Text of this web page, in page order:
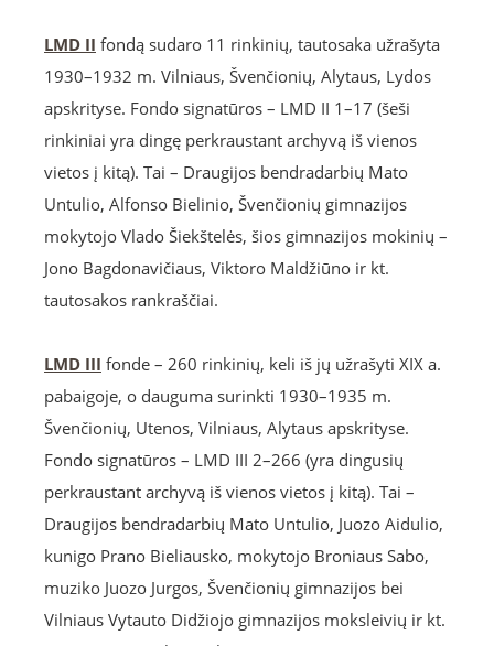
LMD II fondą sudaro 11 rinkinių, tautosaka užrašyta
1930–1932 m. Vilniaus, Švenčionių, Alytaus, Lydos
apskrityse. Fondo signatūros – LMD II 1–17 (šeši
rinkiniai yra dingę perkraustant archyvą iš vienos
vietos į kitą). Tai – Draugijos bendradarbių Mato
Untulio, Alfonso Bielinio, Švenčionių gimnazijos
mokytojo Vlado Šiekštelės, šios gimnazijos mokinių –
Jono Bagdonavičiaus, Viktoro Maldžiūno ir kt.
tautosakos rankraščiai.
LMD III fonde – 260 rinkinių, keli iš jų užrašyti XIX a.
pabaigoje, o dauguma surinkti 1930–1935 m.
Švenčionių, Utenos, Vilniaus, Alytaus apskrityse.
Fondo signatūros – LMD III 2–266 (yra dingusių
perkraustant archyvą iš vienos vietos į kitą). Tai –
Draugijos bendradarbių Mato Untulio, Juozo Aidulio,
kunigo Prano Bieliausko, mokytojo Broniaus Sabo,
muziko Juozo Jurgos, Švenčionių gimnazijos bei
Vilniaus Vytauto Didžiojo gimnazijos moksleivių ir kt.